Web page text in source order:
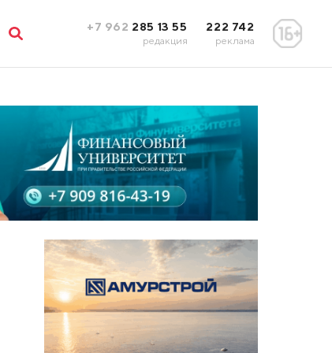
+7 962 285 13 55
редакция
222 742
реклама